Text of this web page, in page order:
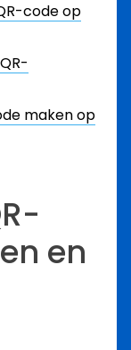
code op
maken op
en